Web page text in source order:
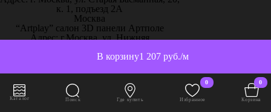
1 207 руб./м
В корзину
к. 1, подъезд 2А
Москва
“Artplay” салон 3D панели Артполе
Адрес: г.Москва, ул. Нижняя
Москва
Адрес: г. Москва, 65 км МКАД, дом
выставочный 18/11
Москва
“Декор-Интерьер” ТЦ «Family Room»
Каталог Поиск Где купить
0
Избранное
0
Корзина